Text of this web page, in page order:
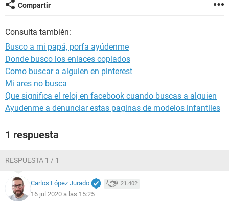
Compartir
Consulta también:
Busco a mi papá, porfa ayúdenme
Donde busco los enlaces copiados
Como buscar a alguien en pinterest
Mi ares no busca
Que significa el reloj en facebook cuando buscas a alguien
Ayudenme a denunciar estas paginas de modelos infantiles
1 respuesta
RESPUESTA 1 / 1
Carlos López Jurado 21.402
16 jul 2020 a las 15:25